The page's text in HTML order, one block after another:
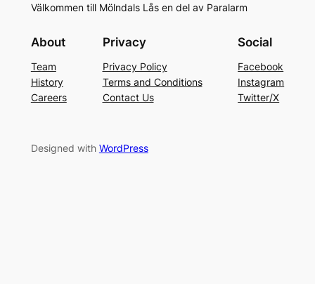
Välkommen till Mölndals Lås en del av Paralarm
About
Team
History
Careers
Privacy
Privacy Policy
Terms and Conditions
Contact Us
Social
Facebook
Instagram
Twitter/X
Designed with WordPress